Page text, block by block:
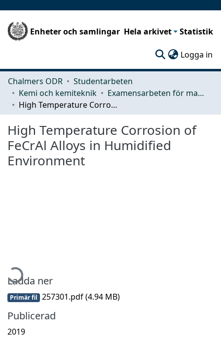
Enheter och samlingar Hela arkivet Statistik
Logga in
Chalmers ODR
Studentarbeten
Kemi och kemiteknik
Examensarbeten för masterexamen
High Temperature Corrosion of FeCrAl Alloys in Humidiﬁed Environment
High Temperature Corrosion of
FeCrAl Alloys in Humidiﬁed
Environment
Ladda ner
Primär fil 257301.pdf(4.94 MB)
Publicerad
2019